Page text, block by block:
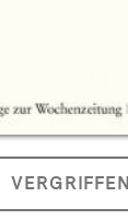
PRODUKT
NICHT
VERGRIFFEN